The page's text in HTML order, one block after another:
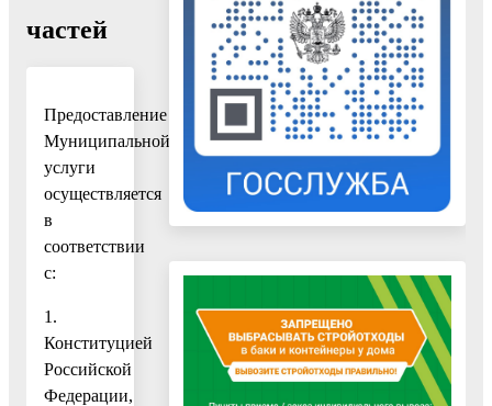
частей
Предоставление
Муниципальной
услуги
осуществляется
в
соответствии
с:
1.
Конституцией
Российской
Федерации,